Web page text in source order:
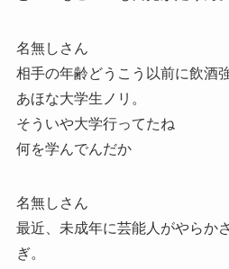
名無しさん
相手の年齢どうこう以前に飲酒
あほな大学生ノリ。
そういや大学行ってたね
何を学んでんだか
名無しさん
最近、未成年に芸能人がやらか
ぎ。